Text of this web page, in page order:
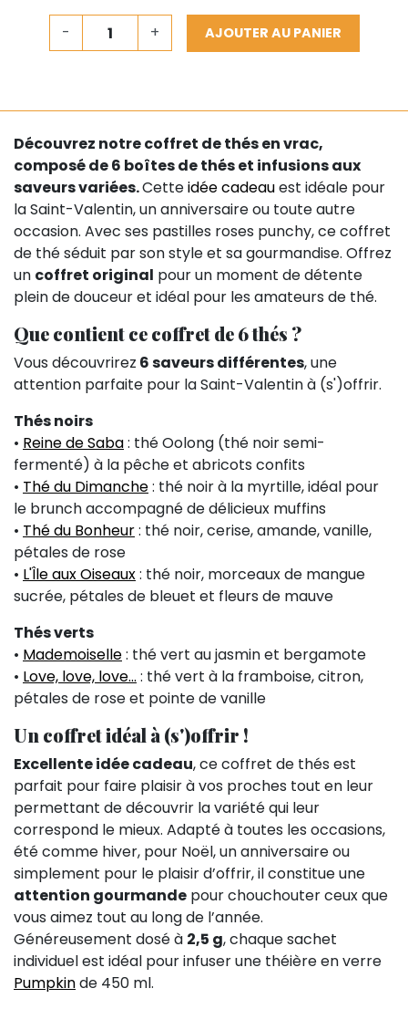
- + AJOUTER AU PANIER
Découvrez notre coffret de thés en vrac,
composé de 6 boîtes de thés et infusions aux
saveurs variées.Cetteidée cadeauest idéale pour
la Saint-Valentin, un anniversaire ou toute autre
occasion. Avec ses pastilles roses punchy, ce coffret
de thé séduit par son style et sa gourmandise. Offrez
un coffret original pour un moment de détente
plein de douceur et idéal pour les amateurs de thé.
Que contient ce coffret de 6 thés ?
Vous découvrirez 6 saveurs différentes, une
attention parfaite pour la Saint-Valentin à (s')offrir.
Thés noirs
• Reine de Saba: thé Oolong (thé noir semi-
fermenté) à la pêche et abricots confits
• Thé du Dimanche: thé noir à la myrtille, idéal pour
le brunch accompagné de délicieux muffins
• Thé du Bonheur: thé noir, cerise, amande, vanille,
pétales de rose
• L'Île aux Oiseaux: thé noir, morceaux de mangue
sucrée, pétales de bleuet et fleurs de mauve
Thés verts
• Mademoiselle: thé vert au jasmin et bergamote
• Love, love, love... : thé vert à la framboise, citron,
pétales de rose et pointe de vanille
Un coffret idéal à (s')offrir !
Excellente idée cadeau, ce coffret de thés est
parfait pour faire plaisir à vos proches tout en leur
permettant de découvrir la variété qui leur
correspond le mieux. Adapté à toutes les occasions,
été comme hiver, pour Noël, un anniversaire ou
simplement pour le plaisir d’offrir, il constitue une
attention gourmande pour chouchouter ceux que
vous aimez tout au long de l’année.
Généreusement dosé à 2,5 g, chaque sachet
individuel est idéal pour infuser une théière en verre
Pumpkinde 450 ml.